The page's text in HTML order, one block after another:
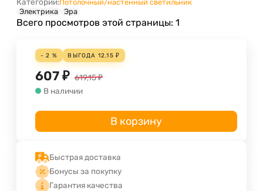
Потолочный/настенный светильник
Электрика
Эра
Всего просмотров этой страницы: 1
- 2 % ВЫГОДА 12,15 ₽
607 ₽ 619,15₽
В наличии
В корзину
Быстрая доставка
Бонусы за покупку
Гарантия качества